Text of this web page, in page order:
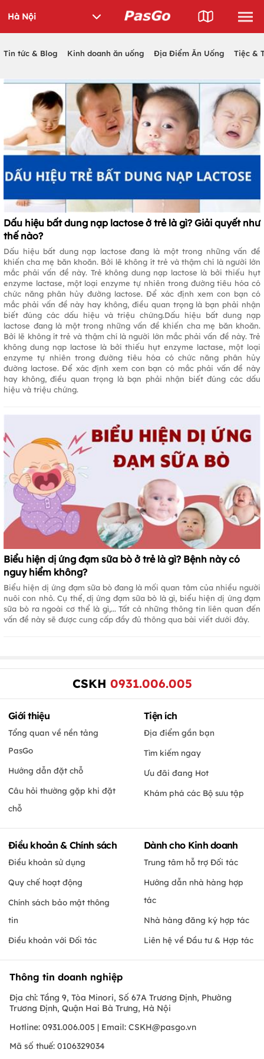
Tin tức & Blog Kinh doanh ăn uống Địa Điểm Ăn Uống Tiệc &
Dấu hiệu bất dung nạp lactose ở trẻ là gì? Giải quyết như
thế nào?
Dấu hiệu bất dung nạp lactose đang là một trong những vấn đề
khiến cha mẹ băn khoăn. Bởi lẽ không ít trẻ và thậm chí là người lớn
mắc phải vấn đề này. Trẻ không dung nạp lactose là bởi thiếu hụt
enzyme lactase, một loại enzyme tự nhiên trong đường tiêu hóa có
chức năng phân hủy đường lactose. Để xác định xem con bạn có
mắc phải vấn đề này hay không, điều quan trọng là bạn phải nhận
biết đúng các dấu hiệu và triệu chứng.Dấu hiệu bất dung nạp
lactose đang là một trong những vấn đề khiến cha mẹ băn khoăn.
Bởi lẽ không ít trẻ và thậm chí là người lớn mắc phải vấn đề này. Trẻ
không dung nạp lactose là bởi thiếu hụt enzyme lactase, một loại
enzyme tự nhiên trong đường tiêu hóa có chức năng phân hủy
đường lactose. Để xác định xem con bạn có mắc phải vấn đề này
hay không, điều quan trọng là bạn phải nhận biết đúng các dấu
hiệu và triệu chứng.
Biểu hiện dị ứng đạm sữa bò ở trẻ là gì? Bệnh này có
nguy hiểm không?
Biểu hiện dị ứng đạm sữa bò đang là mối quan tâm của nhiều người
nuôi con nhỏ. Cụ thể, dị ứng đạm sữa bò là gì, biểu hiện dị ứng đạm
sữa bò ra ngoài cơ thể là gì,... Tất cả những thông tin liên quan đến
vấn đề này sẽ được cung cấp đầy đủ thông qua bài viết dưới đây.
CSKH 0931.006.005
Giới thiệu
Tổng quan về nền tảng
PasGo
Hướng dẫn đặt chỗ
Câu hỏi thường gặp khi đặt
chỗ
Tiện ích
Địa điểm gần bạn
Tìm kiếm ngay
Ưu đãi đang Hot
Khám phá các Bộ sưu tập
Điều khoản & Chính sách
Điều khoản sử dụng
Quy chế hoạt động
Chính sách bảo mật thông
tin
Điều khoản với Đối tác
Dành cho Kinh doanh
Trung tâm hỗ trợ Đối tác
Hướng dẫn nhà hàng hợp
tác
Nhà hàng đăng ký hợp tác
Liên hệ về Đầu tư & Hợp tác
Thông tin doanh nghiệp
Địa chỉ: Tầng 9, Tòa Minori, Số 67A Trương Định, Phường
Trương Định, Quận Hai Bà Trưng, Hà Nội
Hotline: 0931.006.005 | Email: CSKH@pasgo.vn
Mã số thuế: 0106329034